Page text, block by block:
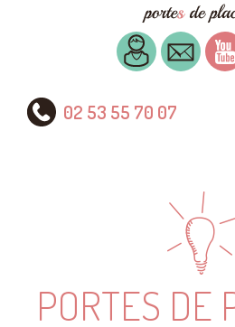
02 53 55 70 07
PORTES DE